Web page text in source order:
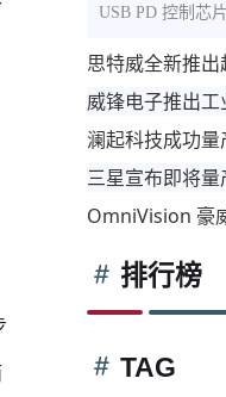
USB PD 控制芯
思特威全新推
工业相机应用
威锋电子推出
产品线，进军
澜起科技成功
RCD芯片
三星宣布即将
芯片
OmniVision 豪
排行榜
TAG